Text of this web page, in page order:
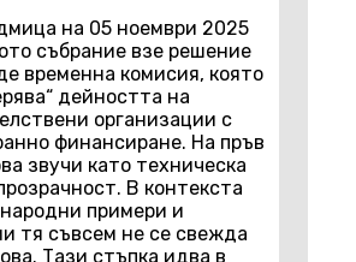
на 05 ноември 2025
събрание взе решение
временна комисия, която
дейността на
организации с
финансиране. На пръв
звучи като техническа
В контекста
примери и
тя съвсем не се свежда
Тази стъпка идва в